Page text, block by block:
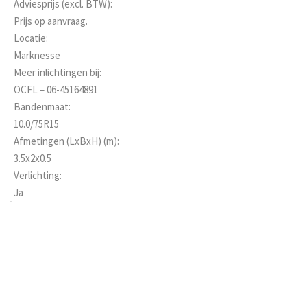
Adviesprijs (excl. BTW):
Prijs op aanvraag.
Locatie:
Marknesse
Meer inlichtingen bij:
OCFL – 06-45164891
Bandenmaat:
10.0/75R15
Afmetingen (LxBxH) (m):
3.5x2x0.5
Verlichting:
Ja